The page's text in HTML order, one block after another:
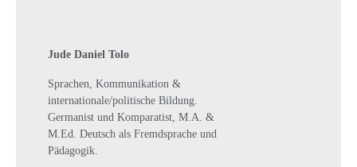
Jude Daniel Tolo
Sprachen, Kommunikation &
internationale/politische Bildung.
Germanist und Komparatist, M.A. &
M.Ed. Deutsch als Fremdsprache und
Pädagogik.